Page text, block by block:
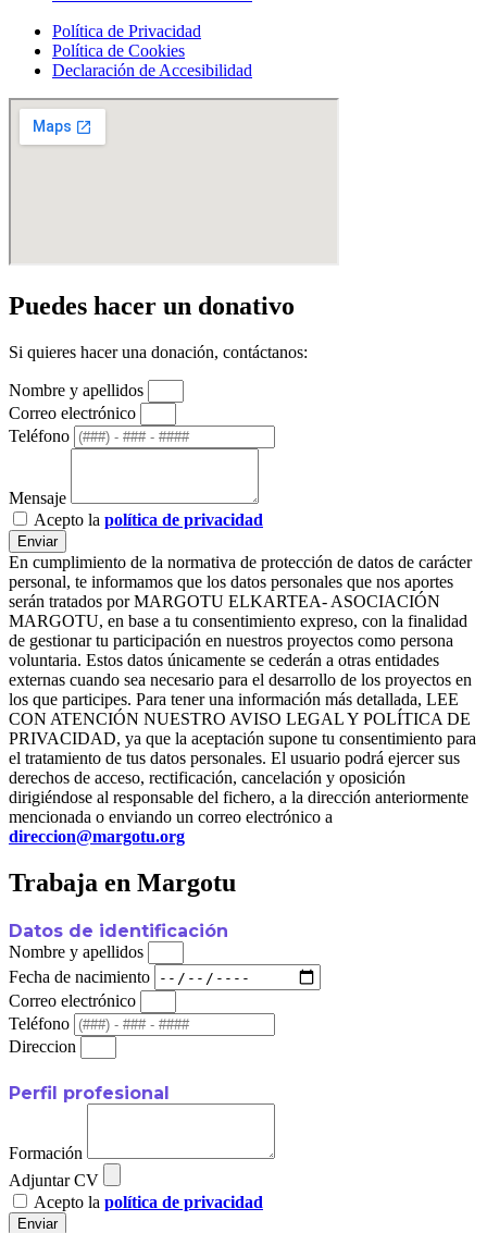
Política de Privacidad
Política de Cookies
Declaración de Accesibilidad
Puedes hacer un donativo
Si quieres hacer una donación, contáctanos:
Nombre y apellidos
Correo electrónico
Teléfono
Mensaje
Acepto la política de privacidad
Enviar
En cumplimiento de la normativa de protección de datos de carácter
personal, te informamos que los datos personales que nos aportes
serán tratados por MARGOTU ELKARTEA- ASOCIACIÓN
MARGOTU, en base a tu consentimiento expreso, con la finalidad
de gestionar tu participación en nuestros proyectos como persona
voluntaria. Estos datos únicamente se cederán a otras entidades
externas cuando sea necesario para el desarrollo de los proyectos en
los que participes. Para tener una información más detallada, LEE
CON ATENCIÓN NUESTRO AVISO LEGAL Y POLÍTICA DE
PRIVACIDAD, ya que la aceptación supone tu consentimiento para
el tratamiento de tus datos personales. El usuario podrá ejercer sus
derechos de acceso, rectificación, cancelación y oposición
dirigiéndose al responsable del fichero, a la dirección anteriormente
mencionada o enviando un correo electrónico a
direccion@margotu.org
Trabaja en Margotu
Datos de identificación
Nombre y apellidos
Fecha de nacimiento
Correo electrónico
Teléfono
Direccion
Perfil profesional
Formación
Adjuntar CV
Acepto la política de privacidad
Enviar